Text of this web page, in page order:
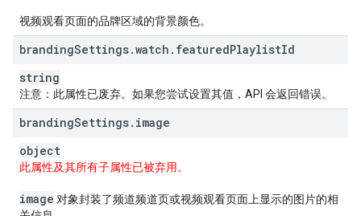
视频观看页面的品牌区域的背景颜色。
brandingSettings.watch . featuredPlaylistId
string
注意 ：此属性已废弃。如果您尝试设置其值，API 会返回错误。
brandingSettings. image
object
此属性及其所有子属性已被弃用。
image 对象封装了频道频道页或视频观看页面上显示的图片的相